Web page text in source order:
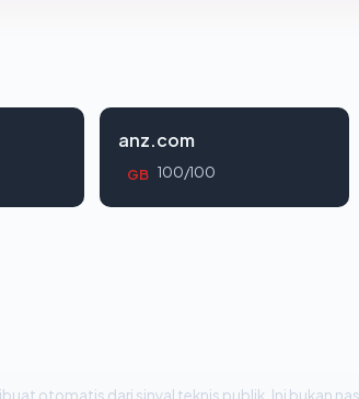
anz.com
GB 100/100
otomatis dari sinyal teknis publik. Ini bukan